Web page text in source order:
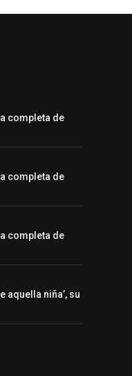
completa de
completa de
completa de
aquella niña’, su